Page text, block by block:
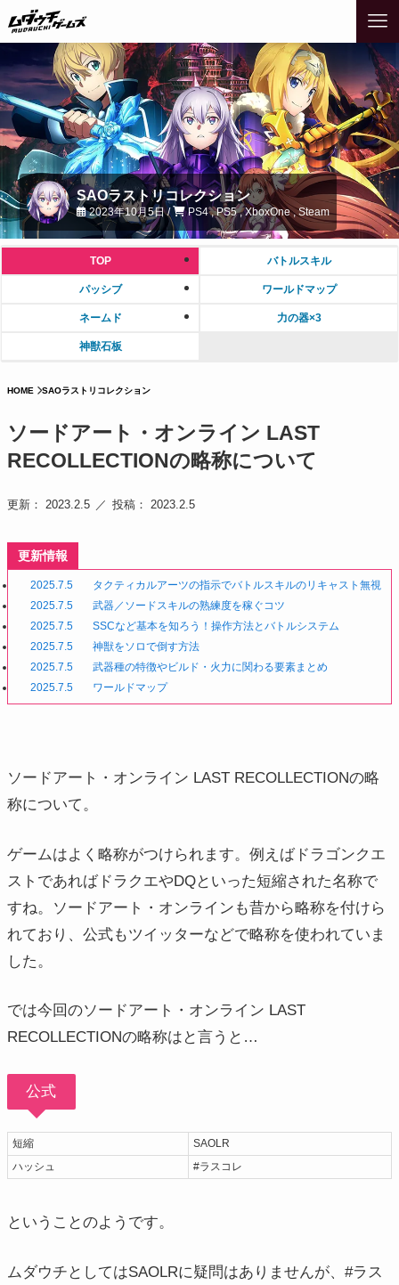
SAOラストリコレクション
2023年10月5日 / PS4 , PS5 , XboxOne , Steam
TOP バトルスキル
パッシブ ワールドマップ
ネームド 力の器×3
神獣石板
HOME SAOラストリコレクション
ソードアート・オンライン LAST
RECOLLECTIONの略称について
更新： 2023.2.5 投稿： 2023.2.5
更新情報
2025.7.5
タクティカルアーツの指示でバトルスキルのリキャスト無視
2025.7.5
武器／ソードスキルの熟練度を稼ぐコツ
2025.7.5
SSCなど基本を知ろう！操作方法とバトルシステム
2025.7.5
神獣をソロで倒す方法
2025.7.5
武器種の特徴やビルド・火力に関わる要素まとめ
2025.7.5
ワールドマップ
ソードアート・オンライン LAST RECOLLECTIONの略
称について。
ゲームはよく略称がつけられます。例えばドラゴンクエ
ストであればドラクエやDQといった短縮された名称で
すね。ソードアート・オンラインも昔から略称を付けら
れており、公式もツイッターなどで略称を使われていま
した。
では今回のソードアート・オンライン LAST
RECOLLECTIONの略称はと言うと…
公式
短縮
SAOLR
ハッシュ
#ラスコレ
ということのようです。
ムダウチとしてはSAOLRに疑問はありませんが、#ラス